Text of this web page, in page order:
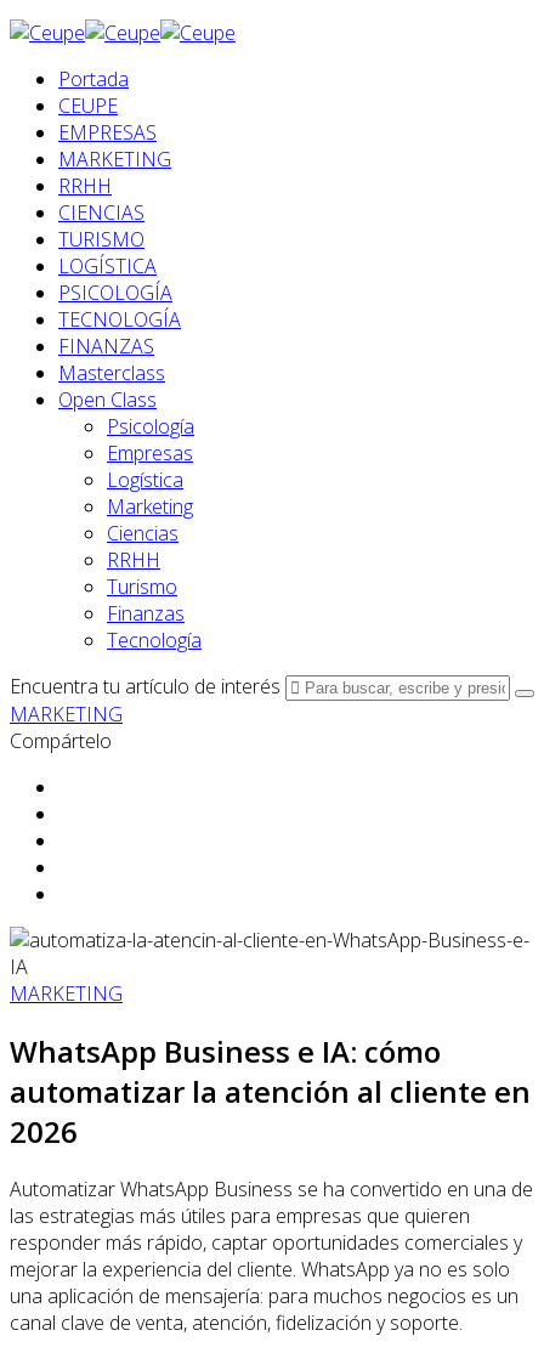
Portada
CEUPE
EMPRESAS
MARKETING
RRHH
CIENCIAS
TURISMO
LOGÍSTICA
PSICOLOGÍA
TECNOLOGÍA
FINANZAS
Masterclass
Open Class
Psicología
Empresas
Logística
Marketing
Ciencias
RRHH
Turismo
Finanzas
Tecnología
Encuentra tu artículo de interés
MARKETING
Compártelo
MARKETING
WhatsApp Business e IA: cómo
automatizar la atención al cliente en
2026
Automatizar WhatsApp Business se ha convertido en una de
las estrategias más útiles para empresas que quieren
responder más rápido, captar oportunidades comerciales y
mejorar la experiencia del cliente. WhatsApp ya no es solo
una aplicación de mensajería: para muchos negocios es un
canal clave de venta, atención, fidelización y soporte.